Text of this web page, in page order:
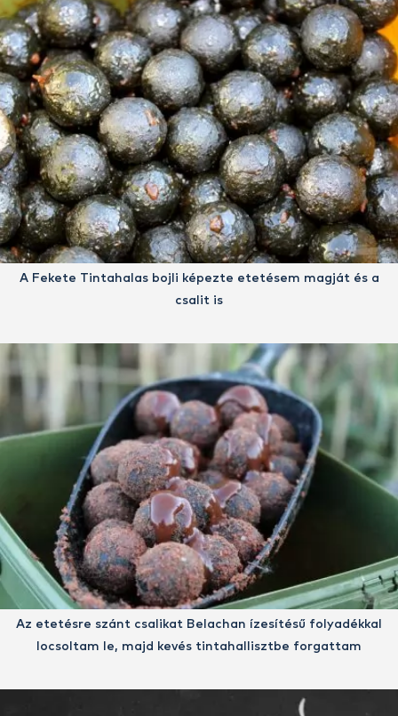
A Fekete Tintahalas bojli képezte etetésem magját és a
csalit is
Az etetésre szánt csalikat Belachan ízesítésű folyadékkal
locsoltam le, majd kevés tintahallisztbe forgattam